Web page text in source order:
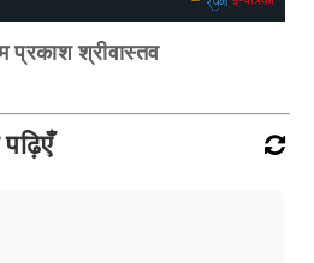
प्रकाश श्रीवास्तव